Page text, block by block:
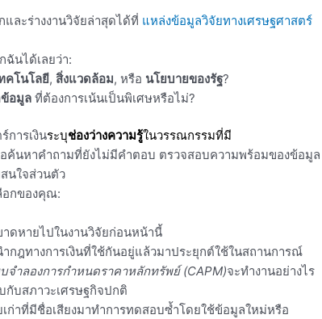
ละร่างงานวิจัยล่าสุดได้ที่ แหล่งข้อมูลวิจัยทางเศรษฐศาสตร์
นได้เลยว่า:
คโนโลยี, สิ่งแวดล้อม, หรือ นโยบายของรัฐ?
อมูลที่ต้องการเน้นเป็นพิเศษหรือไม่?
การเงินระบุช่องว่างความรู้ในวรรณกรรมที่มี
อค้นหาคำถามที่ยังไม่มีคำตอบ ตรวจสอบความพร้อมของข้อมูล
นใจส่วนตัว
อกของคุณ:
ดหายไปในงานวิจัยก่อนหน้านี้
ำกฎทางการเงินที่ใช้กันอยู่แล้วมาประยุกต์ใช้ในสถานการณ์
จำลองการกำหนดราคาหลักทรัพย์ (CAPM)จะทำงานอย่างไร
กับสภาวะเศรษฐกิจปกติ
เก่าที่มีชื่อเสียงมาทำการทดสอบซ้ำโดยใช้ข้อมูลใหม่หรือ